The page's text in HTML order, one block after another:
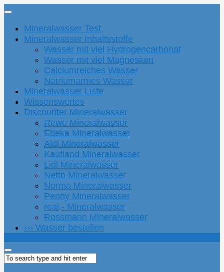
Mineralwasser Test
Mineralwasser Inhaltsstoffe
Wasser mit viel Hydrogencarbonat
Wasser mit viel Magnesium
Calciumreiches Wasser
Natriumarmes Wasser
Mineralwasser Liste
Wissenswertes
Discounter Mineralwasser
Rewe Mineralwasser
Edeka Mineralwasser
Aldi Mineralwasser
Kaufland Mineralwasser
Lidl Mineralwasser
Netto Mineralwasser
Norma Mineralwasser
Penny Mineralwasser
real,- Mineralwasser
Rossmann Mineralwasser
››› Wasser bestellen